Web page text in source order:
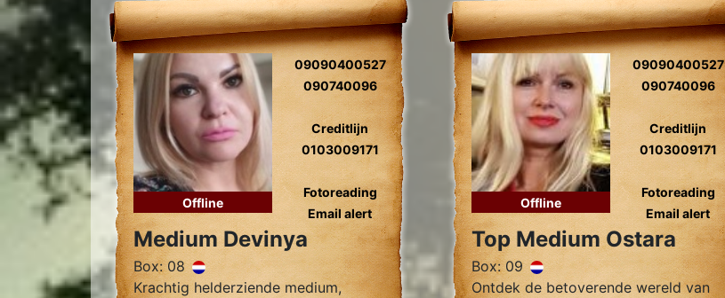
Offline
09090400527
090740096
Creditlijn
0103009171
Fotoreading
Email alert
Medium Devinya
Box: 08
Krachtig helderziende medium,
Offline
09090400527
090740096
Creditlijn
0103009171
Fotoreading
Email alert
Top Medium Ostara
Box: 09
Ontdek de betoverende wereld van